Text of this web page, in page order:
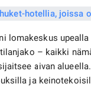
lomakeskus
– kaikki
aivan
ja